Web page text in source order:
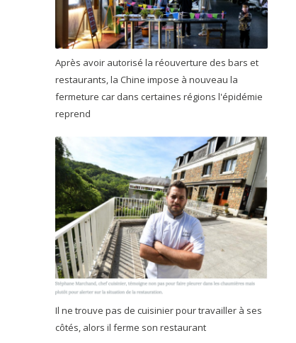
Après avoir autorisé la réouverture des bars et
restaurants, la Chine impose à nouveau la
fermeture car dans certaines régions l'épidémie
reprend
Il ne trouve pas de cuisinier pour travailler à ses
côtés, alors il ferme son restaurant